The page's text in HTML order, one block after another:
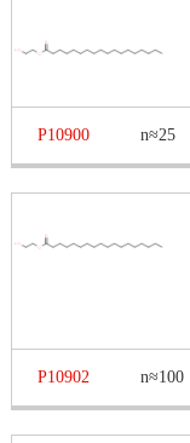
P10900 n≈25
P10902 n≈100